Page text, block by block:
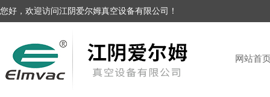
您好，欢迎访问江阴爱尔姆真空设备有限公司！
网站首